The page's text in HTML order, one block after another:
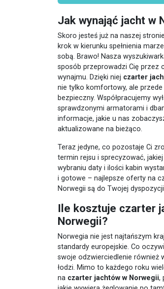
Jak wynająć jacht w
Skoro jesteś już na naszej
krok w kierunku spełnienia
sobą. Brawo! Nasza
sposób przeprowadzi Cię przez
wynajmu. Dzięki niej czarter
nie tylko komfortowy, ale
bezpieczny. Współpracujemy
sprawdzonymi armatorami i
informacje, jakie u nas
aktualizowane na bieżąco.
Teraz jedyne, co pozostaje Ci
termin rejsu i sprecyzować,
wybraniu daty i ilości kabin
i gotowe – najlepsze oferty na
Norwegii są do Twojej
Ile kosztuje czarter
Norwegii?
Norwegia nie jest najtańszym
standardy europejskie. Co
swoje odzwierciedlenie również
łodzi. Mimo to każdego roku
na czarter jachtów w Norwegii,